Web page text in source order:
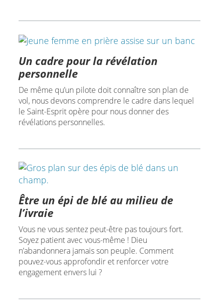
Un cadre pour la révélation
personnelle
De même qu’un pilote doit connaître son plan de
vol, nous devons comprendre le cadre dans lequel
le Saint-Esprit opère pour nous donner des
révélations personnelles.
Être un épi de blé au milieu de
l’ivraie
Vous ne vous sentez peut-être pas toujours fort.
Soyez patient avec vous-même ! Dieu
n’abandonnera jamais son peuple. Comment
pouvez-vous approfondir et renforcer votre
engagement envers lui ?